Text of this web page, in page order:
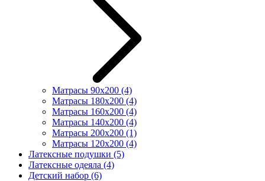
Матрасы 90x200 (4)
Матрасы 180x200 (4)
Матрасы 160x200 (4)
Матрасы 140x200 (4)
Матрасы 200x200 (1)
Матрасы 120x200 (4)
Латексные подушки (5)
Латексные одеяла (4)
Детский набор (6)